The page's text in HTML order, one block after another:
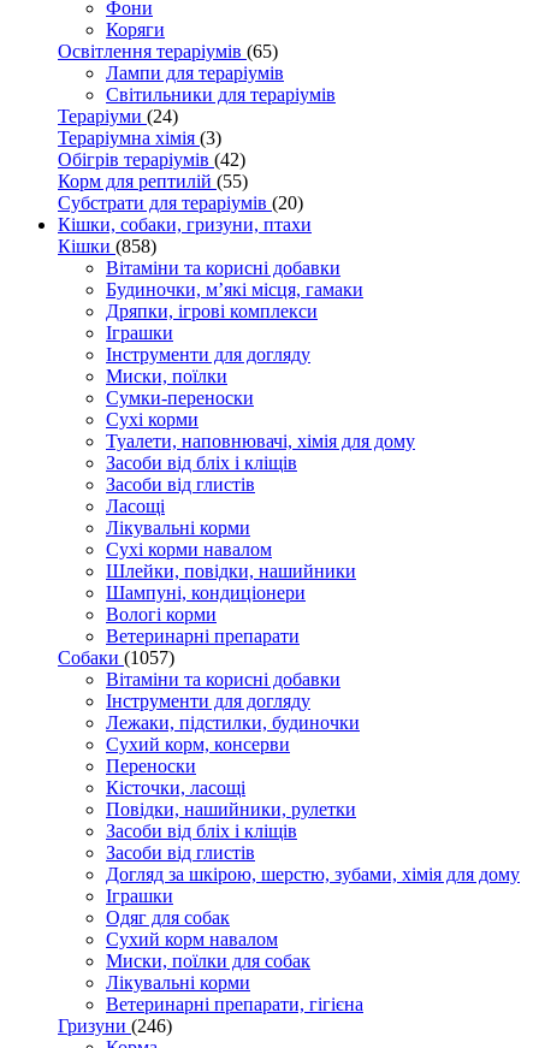
Фони
Коряги
Освітлення тераріумів (65)
Лампи для тераріумів
Світильники для тераріумів
Тераріуми (24)
Тераріумна хімія (3)
Обігрів тераріумів (42)
Корм для рептилій (55)
Субстрати для тераріумів (20)
Кішки, собаки, гризуни, птахи
Кішки (858)
Вітаміни та корисні добавки
Будиночки, м’які місця, гамаки
Дряпки, ігрові комплекси
Іграшки
Інструменти для догляду
Миски, поїлки
Сумки-переноски
Сухі корми
Туалети, наповнювачі, хімія для дому
Засоби від бліх і кліщів
Засоби від глистів
Ласощі
Лікувальні корми
Сухі корми навалом
Шлейки, повідки, нашийники
Шампуні, кондиціонери
Вологі корми
Ветеринарні препарати
Собаки (1057)
Вітаміни та корисні добавки
Інструменти для догляду
Лежаки, підстилки, будиночки
Сухий корм, консерви
Переноски
Кісточки, ласощі
Повідки, нашийники, рулетки
Засоби від бліх і кліщів
Засоби від глистів
Догляд за шкірою, шерстю, зубами, хімія для дому
Іграшки
Одяг для собак
Сухий корм навалом
Миски, поїлки для собак
Лікувальні корми
Ветеринарні препарати, гігієна
Гризуни (246)